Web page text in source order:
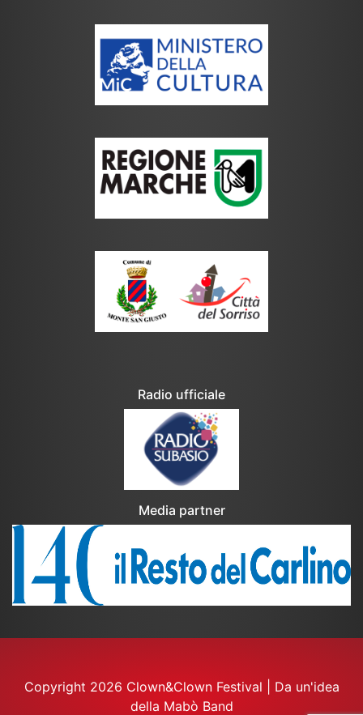
Radio ufficiale
Media partner
Copyright 2026 Clown&Clown Festival
Da un'idea
della Mabò Band